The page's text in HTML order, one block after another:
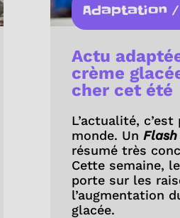
Adaptation
Actu
crème
cher cet été
L’actualité,
monde. Un
résumé très
Cette semaine,
porte sur les
l’augmentation
glacée.